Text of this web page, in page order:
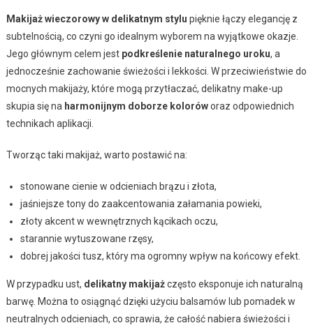
Makijaż wieczorowy w delikatnym stylu pięknie łączy elegancję z
subtelnością, co czyni go idealnym wyborem na wyjątkowe okazje.
Jego głównym celem jest podkreślenie naturalnego uroku, a
jednocześnie zachowanie świeżości i lekkości. W przeciwieństwie do
mocnych makijaży, które mogą przytłaczać, delikatny make-up
skupia się na harmonijnym doborze koloróworaz odpowiednich
technikach aplikacji.
Tworząc taki makijaż, warto postawić na:
stonowane cienie w odcieniach brązu i złota,
jaśniejsze tony do zaakcentowania załamania powieki,
złoty akcent w wewnętrznych kącikach oczu,
starannie wytuszowane rzęsy,
dobrej jakości tusz, który ma ogromny wpływ na końcowy efekt.
W przypadku ust, delikatny makijażczęsto eksponuje ich naturalną
barwę. Można to osiągnąć dzięki użyciu balsamów lub pomadek w
neutralnych odcieniach, co sprawia, że całość nabiera świeżości i